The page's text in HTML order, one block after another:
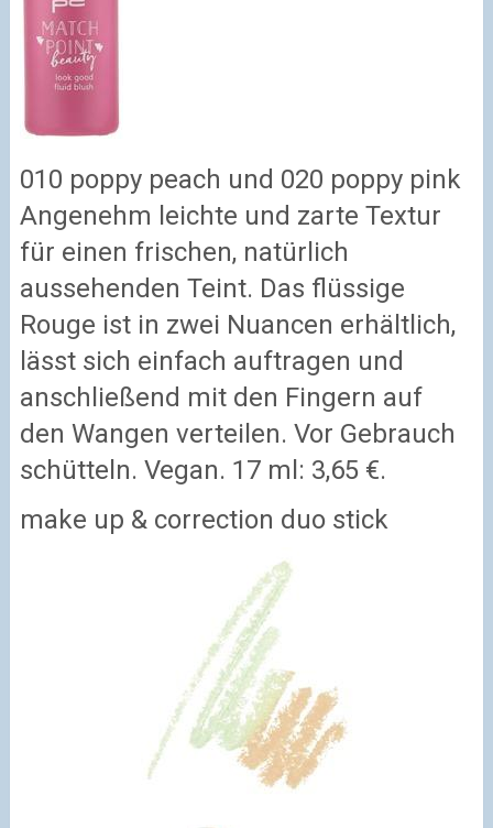
010 poppy peach und 020 poppy pink
Angenehm leichte und zarte Textur
für einen frischen, natürlich
aussehenden Teint. Das flüssige
Rouge ist in zwei Nuancen erhältlich,
lässt sich einfach auftragen und
anschließend mit den Fingern auf
den Wangen verteilen. Vor Gebrauch
schütteln. Vegan. 17 ml: 3,65 €.
make up & correction duo stick